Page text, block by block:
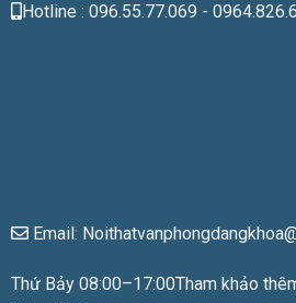
Hotline : 096.55.77.069 -
Email:
Thứ Bảy 08:00–17:00Tham khảo